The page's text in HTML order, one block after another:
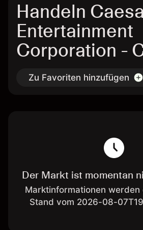
Handeln
Entertainment
Corporation -
Zu Favoriten hinzufügen
Der Markt ist momentan
Marktinformationen
Stand vom 2026-08-